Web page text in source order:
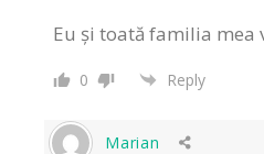
Eu și toată familia
0 Reply
Marian